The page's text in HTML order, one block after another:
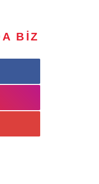
BIZ